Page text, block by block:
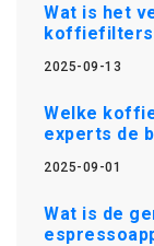
Wat is het
2025-09-13
Welke
experts de
2025-09-01
Wat is de